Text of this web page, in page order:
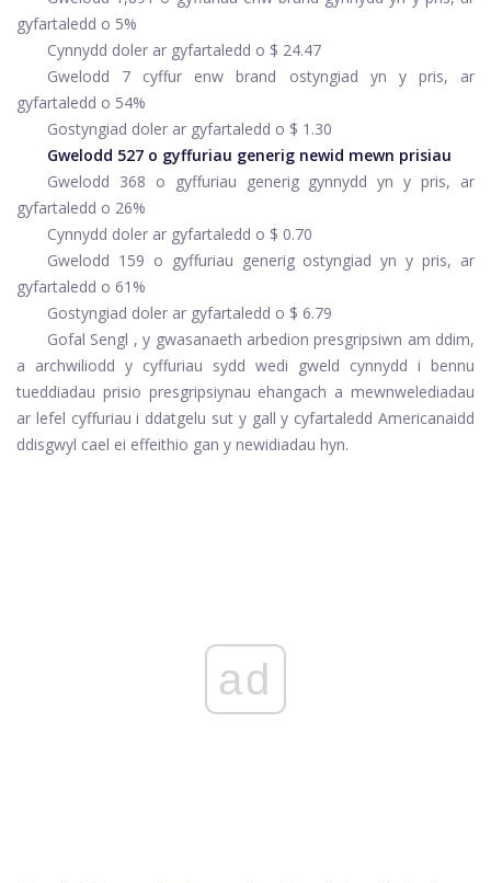
gyfartaledd o 5%
Cynnydd doler ar gyfartaledd o $ 24.47
Gwelodd 7 cyffur enw brand ostyngiad yn y pris, ar
gyfartaledd o 54%
Gostyngiad doler ar gyfartaledd o $ 1.30
Gwelodd 527 o gyffuriau generig newid mewn prisiau
Gwelodd 368 o gyffuriau generig gynnydd yn y pris, ar
gyfartaledd o 26%
Cynnydd doler ar gyfartaledd o $ 0.70
Gwelodd 159 o gyffuriau generig ostyngiad yn y pris, ar
gyfartaledd o 61%
Gostyngiad doler ar gyfartaledd o $ 6.79
Gofal Sengl , y gwasanaeth arbedion presgripsiwn am ddim,
a archwiliodd y cyffuriau sydd wedi gweld cynnydd i bennu
tueddiadau prisio presgripsiynau ehangach a mewnwelediadau
ar lefel cyffuriau i ddatgelu sut y gall y cyfartaledd Americanaidd
ddisgwyl cael ei effeithio gan y newidiadau hyn.
ad